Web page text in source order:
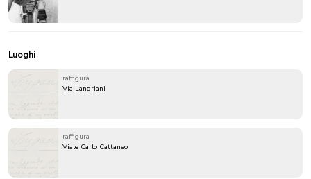
Luoghi
raffigura
Via Landriani
raffigura
Viale Carlo Cattaneo